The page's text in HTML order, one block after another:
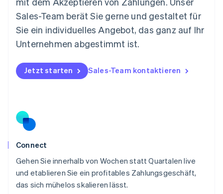
Sales-Team berät Sie gerne und gestaltet für
Sie ein individuelles Angebot, das ganz auf Ihr
Unternehmen abgestimmt ist.
Jetzt starten Sales-Team kontaktieren
Connect
Gehen Sie innerhalb von Wochen statt Quartalen live
und etablieren Sie ein profitables Zahlungsgeschäft,
das sich mühelos skalieren lässt.
Niederlande
Nederlands English
Norwegen
English
Österreich
Polen
English
Portugal
Schweden
Svenska
Schweiz
Singapur
English简体中文
Slowakei